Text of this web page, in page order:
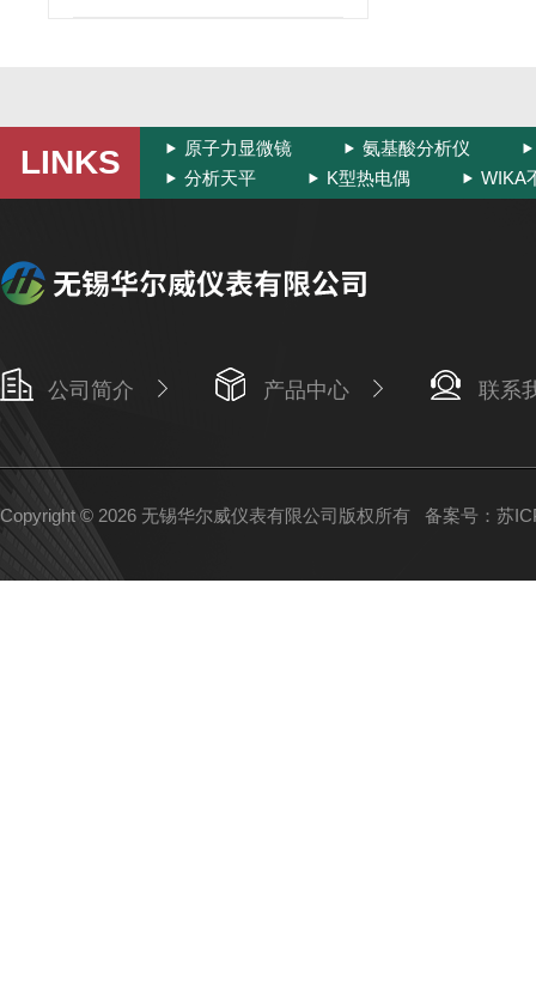
LINKS 原子力显微镜
氨基酸分析仪
分析天平
K型热电偶 WIKA
公司简介 产品中心 联系
Copyright © 2026 无锡华尔威仪表有限公司版权所有 备案号：苏